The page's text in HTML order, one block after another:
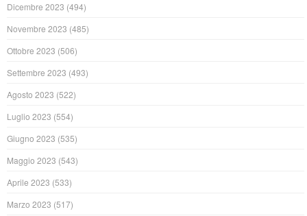
Dicembre 2023 (494)
Novembre 2023 (485)
Ottobre 2023 (506)
Settembre 2023 (493)
Agosto 2023 (522)
Luglio 2023 (554)
Giugno 2023 (535)
Maggio 2023 (543)
Aprile 2023 (533)
Marzo 2023 (517)